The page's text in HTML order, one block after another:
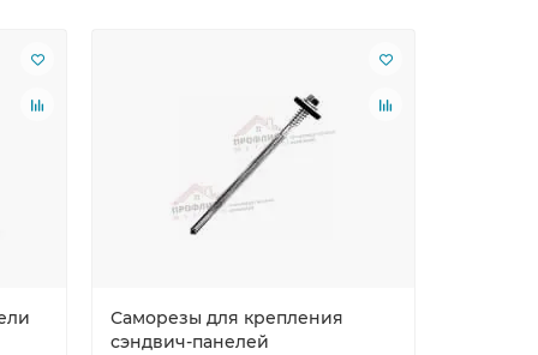
Саморезы для крепления
сэндвич-панелей